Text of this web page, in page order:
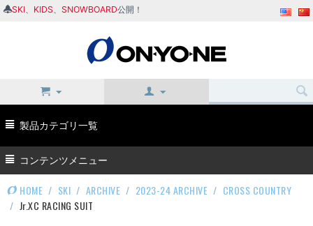
SKI KIDS SNOWBOARD公開！
製品カテゴリ一覧
コンテンツメニュー
HOME / SKI / ARCHIVE / 2023-24 ARCHIVE / CROSS COUNTRY
/ Jr.XC RACING SUIT